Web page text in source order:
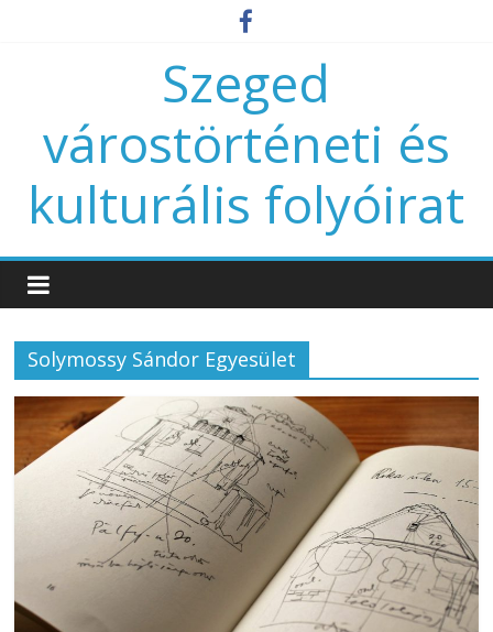
Szeged
várostörténeti és
kulturális folyóirat
Solymossy Sándor Egyesület